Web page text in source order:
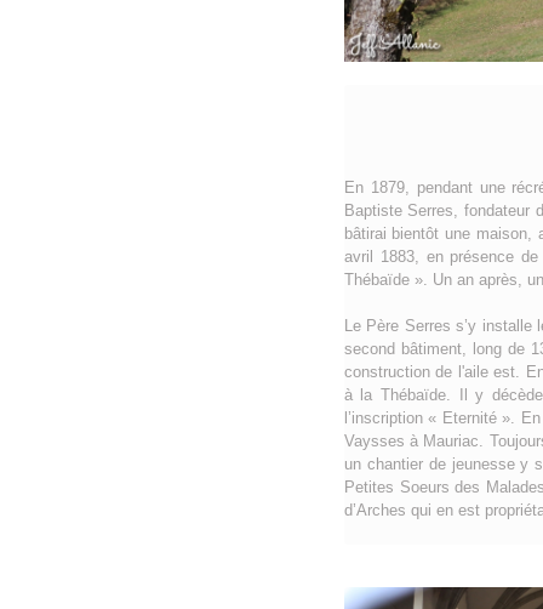
En 1879, pendant une
Baptiste Serres, fondateur
bâtirai bientôt une
avril 1883, en présence
Thébaïde ». Un an après,
Le Père Serres s’y installe
second bâtiment, long de
construction de l'aile est.
à la Thébaïde. Il y
l’inscription « Eternité ».
Vaysses à Mauriac.
un chantier de jeunesse y
Petites Soeurs des
d’Arches qui en est